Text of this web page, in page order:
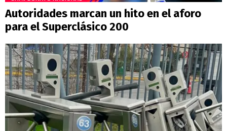
Autoridades marcan un hito en el aforo
para el Superclásico 200